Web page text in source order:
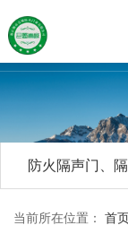
防火隔声门、
当前所在位置： 首